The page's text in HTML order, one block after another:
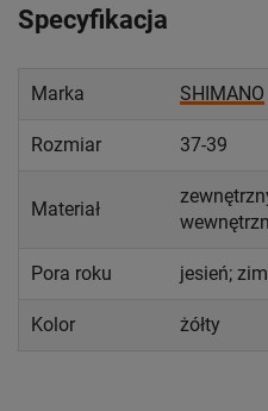
Specyfikacja
Marka SHIMANO
Rozmiar 37-39
Materiał
Pora roku jesień;
Kolor żółty